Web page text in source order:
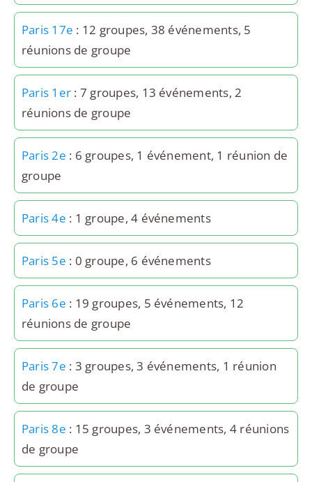
Paris 17e : 12 groupes, 38 événements, 5
réunions de groupe
Paris 1er : 7 groupes, 13 événements, 2
réunions de groupe
Paris 2e : 6 groupes, 1 événement, 1 réunion de
groupe
Paris 4e : 1 groupe, 4 événements
Paris 5e : 0 groupe, 6 événements
Paris 6e : 19 groupes, 5 événements, 12
réunions de groupe
Paris 7e : 3 groupes, 3 événements, 1 réunion
de groupe
Paris 8e : 15 groupes, 3 événements, 4 réunions
de groupe